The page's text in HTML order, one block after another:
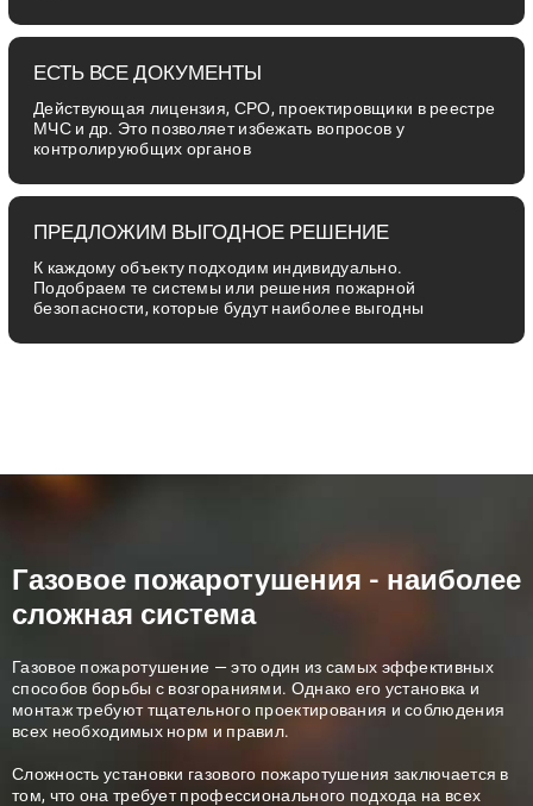
ЕСТЬ ВСЕ ДОКУМЕНТЫ
Действующая лицензия, СРО, проектировщики в реестре
МЧС и др. Это позволяет избежать вопросов у
контролируюбщих органов
ПРЕДЛОЖИМ ВЫГОДНОЕ РЕШЕНИЕ
К каждому объекту подходим индивидуально.
Подобраем те системы или решения пожарной
безопасности, которые будут наиболее выгодны
Газовое пожаротушения - наиболее
сложная система
Газовое пожаротушение — это один из самых эффективных
способов борьбы с возгораниями. Однако его установка и
монтаж требуют тщательного проектирования и соблюдения
всех необходимых норм и правил.
Сложность установки газового пожаротушения заключается в
том, что она требует профессионального подхода на всех